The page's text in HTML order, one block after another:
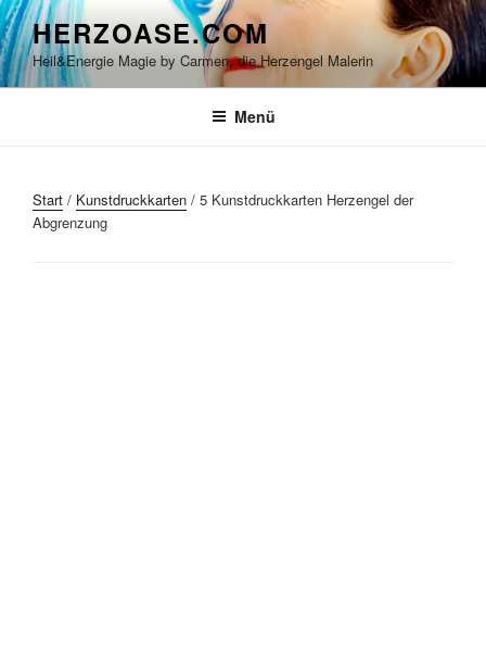
Zum
Inhalt
springen
HERZOASE.COM
Heil&Energie Magie by Carmen, die Herzengel Malerin
Menü
Start / Kunstdruckkarten / 5 Kunstdruckkarten Herzengel der
Abgrenzung